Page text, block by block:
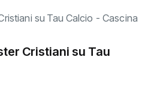
Cristiani su Tau